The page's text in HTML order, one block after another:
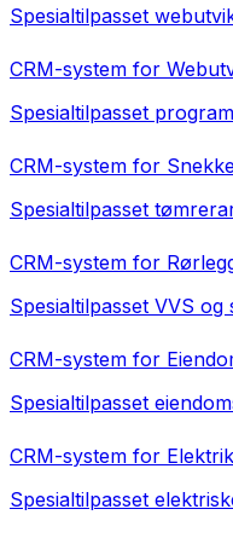
Spesialtilpasset
CRM-system for
Spesialtilpasset
CRM-system for
Spesialtilpasset
CRM-system for
Spesialtilpasset VVS og
CRM-system for
Spesialtilpasset
CRM-system for
Spesialtilpasset